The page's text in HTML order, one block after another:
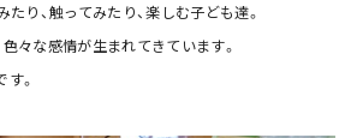
り、触ってみたり、楽しむ子ども達。
々な感情が生まれてきています。
。